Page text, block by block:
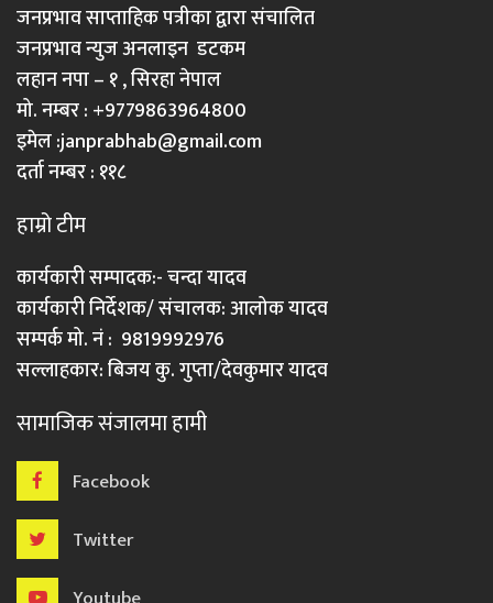
जनप्रभाव साप्ताहिक पत्रीका द्वारा संचालित
जनप्रभाव न्युज अनलाइन डटकम
लहान नपा – १ , सिरहा नेपाल
मो. नम्बर : +9779863964800
इमेल :janprabhab@gmail.com
दर्ता नम्बर : ११८
हाम्रो टीम
कार्यकारी सम्पादक:- चन्दा यादव
कार्यकारी निर्देशक/ संचालक: आलोक यादव
सम्पर्क मो. नं : 9819992976
सल्लाहकार: बिजय कु. गुप्ता/देवकुमार यादव
सामाजिक संजालमा हामी
Facebook
Twitter